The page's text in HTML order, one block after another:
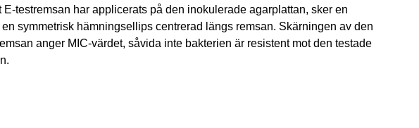
testremsan har applicerats på den inokulerade agarplattan, sker en
symmetrisk hämningsellips centrerad längs remsan. Skärningen av den
anger MIC-värdet, såvida inte bakterien är resistent mot den testade